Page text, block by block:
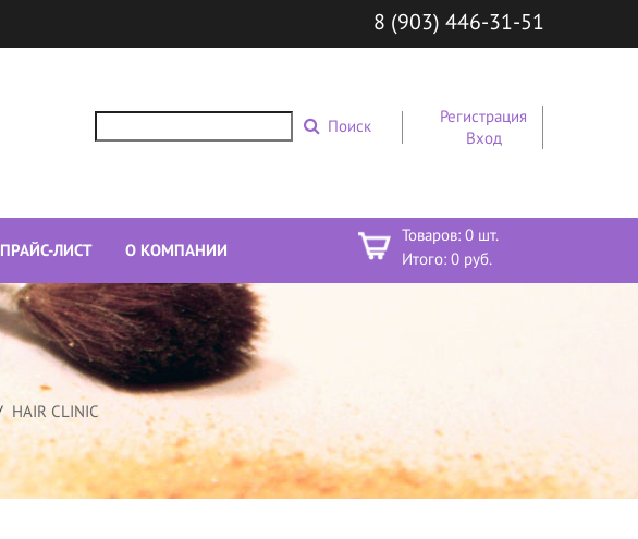
8 (903) 446-31-51
Поиск
Регистрация
Вход
ПРАЙС-ЛИСТ О КОМПАНИИ
Товаров: 0 шт.
Итого: 0 руб.
HAIR CLINIC